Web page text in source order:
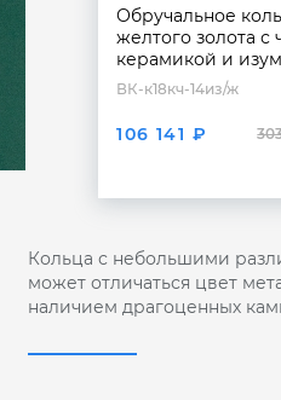
Обручальное
желтого золота с
керамикой и
ВК-к18кч-14из/ж
106 141 ₽
Кольца с небольшими
может отличаться цвет
наличием драгоценных